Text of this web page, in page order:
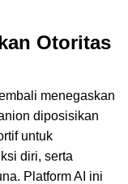
Otoritas
menegaskan
diposisikan
untuk
diri, serta
Platform AI ini